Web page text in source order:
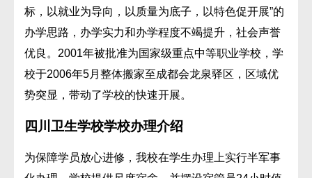
标，以就业为导向，以质量为底子，以特色促开展”的
办学思路，办学实力和办学程度不竭提升，社会声誉
优良。2001年被批准为国家级重点中等职业学校，学
校于2006年5月整体搬家至成都会龙泉驿区，区域优
势突显，带动了学校的快速开展。
四川卫生学校学校办理介绍
为保障学员放心进修，我校在学生办理上实行半军事